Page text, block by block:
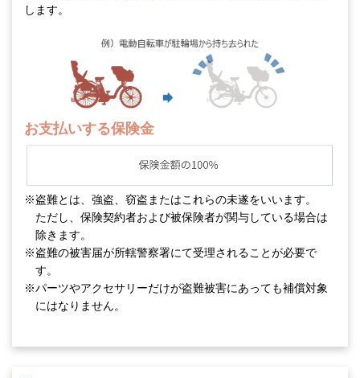
します。
お支払いする保険金
※盗難とは、強盗、窃盗またはこれらの未遂をいいます。
ただし、保険契約者および被保険者が関与している場合は
除きます。
※盗難の被害届が所轄警察署にて受理されることが必要で
す。
※パーツやアクセサリーだけが盗難被害にあっても補償対象
にはなりません。